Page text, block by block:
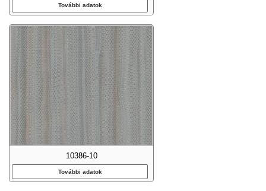
További adatok
10386-10
További adatok